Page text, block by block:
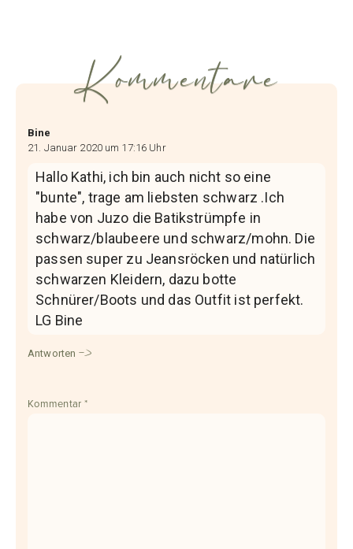
Kommentare
Bine
21. Januar 2020 um 17:16 Uhr
Hallo Kathi, ich bin auch nicht so eine
"bunte", trage am liebsten schwarz .Ich
habe von Juzo die Batikstrümpfe in
schwarz/blaubeere und schwarz/mohn. Die
passen super zu Jeansröcken und natürlich
schwarzen Kleidern, dazu botte
Schnürer/Boots und das Outfit ist perfekt.
LG Bine
Antworten
Kommentar *